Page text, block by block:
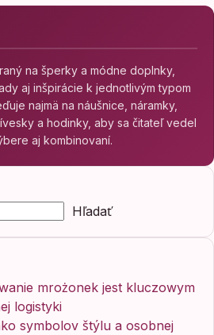
na šperky a módne doplnky,
aj inšpirácie k jednotlivým typom
najmä na náušnice, náramky,
a hodinky, aby sa čitateľ vedel
aj kombinovaní.
Hľadať
mrożonek jest kluczowym
logistyki
symbolov štýlu a osobnej